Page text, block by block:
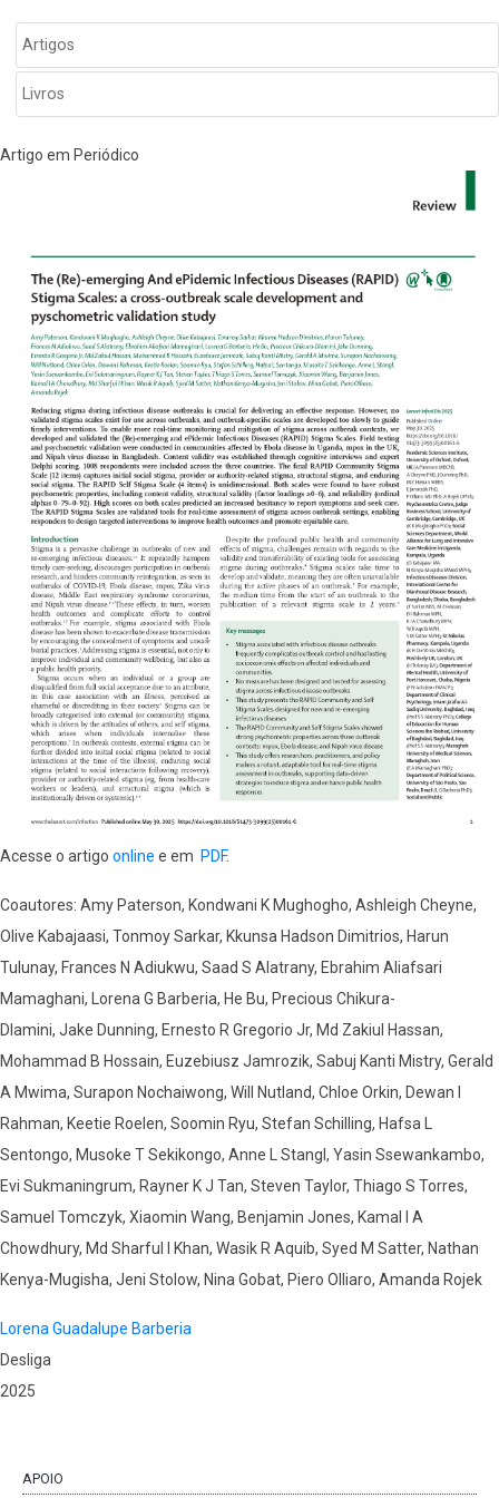
SIDEBAR
PUBLICAÇÕES
Artigos
Livros
Artigo em Periódico
Acesse o artigo online e em PDF.
Coautores: Amy Paterson, Kondwani K Mughogho, Ashleigh Cheyne,
Olive Kabajaasi, Tonmoy Sarkar, Kkunsa Hadson Dimitrios, Harun
Tulunay, Frances N Adiukwu, Saad S Alatrany, Ebrahim Aliafsari
Mamaghani, Lorena G Barberia, He Bu, Precious Chikura-
Dlamini, Jake Dunning, Ernesto R Gregorio Jr, Md Zakiul Hassan,
Mohammad B Hossain, Euzebiusz Jamrozik, Sabuj Kanti Mistry, Gerald
A Mwima, Surapon Nochaiwong, Will Nutland, Chloe Orkin, Dewan I
Rahman, Keetie Roelen, Soomin Ryu, Stefan Schilling, Hafsa L
Sentongo, Musoke T Sekikongo, Anne L Stangl, Yasin Ssewankambo,
Evi Sukmaningrum, Rayner K J Tan, Steven Taylor, Thiago S Torres,
Samuel Tomczyk, Xiaomin Wang, Benjamin Jones, Kamal I A
Chowdhury, Md Sharful I Khan, Wasik R Aquib, Syed M Satter, Nathan
Kenya-Mugisha, Jeni Stolow, Nina Gobat, Piero Olliaro, Amanda Rojek
Lorena Guadalupe Barberia
Desliga
2025
APOIO